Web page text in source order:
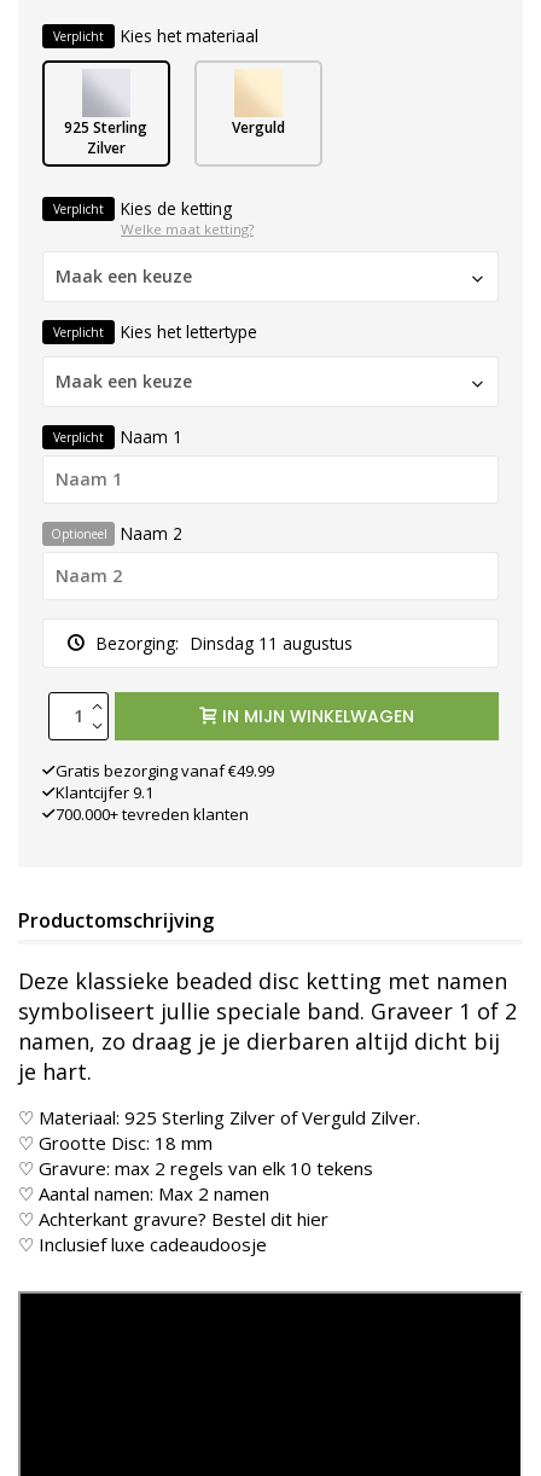
Verplicht Kies het materiaal
925 Sterling
Zilver
Verguld
Verplicht Kies de ketting
Welke maat ketting?
Maak een keuze
Verplicht Kies het lettertype
Maak een keuze
Verplicht Naam 1
Optioneel Naam 2
Bezorging: Dinsdag 11 augustus
IN MIJN WINKELWAGEN
Gratis bezorging vanaf €49.99
Klantcijfer 9.1
700.000+ tevreden klanten
Productomschrijving
Deze klassieke beaded disc ketting met namen
symboliseert jullie speciale band. Graveer 1 of 2
namen, zo draag je je dierbaren altijd dicht bij
je hart.
♡ Materiaal: 925 Sterling Zilver of Verguld Zilver.
♡ Grootte Disc: 18 mm
♡ Gravure: max 2 regels van elk 10 tekens
♡ Aantal namen: Max 2 namen
♡ Achterkant gravure? Bestel dit hier
♡ Inclusief luxe cadeaudoosje